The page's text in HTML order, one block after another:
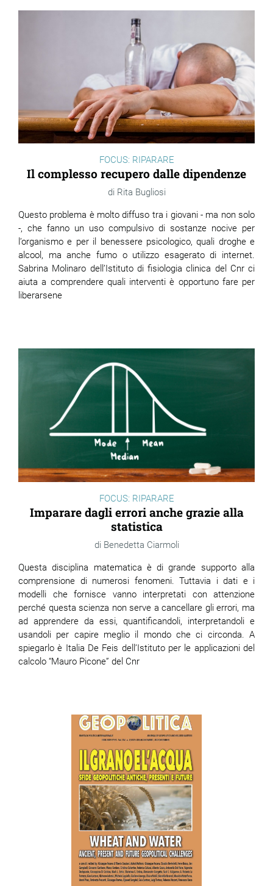
FOCUS: RIPARARE
Il complesso recupero dalle dipendenze
Rita Bugliosi
Questo problema è molto diffuso tra i giovani - ma non solo
-, che fanno un uso compulsivo di sostanze nocive per
l’organismo e per il benessere psicologico, quali droghe e
alcool, ma anche fumo o utilizzo esagerato di internet.
Sabrina Molinaro dell’Istituto di fisiologia clinica del Cnr ci
aiuta a comprendere quali interventi è opportuno fare per
liberarsene
FOCUS: RIPARARE
Imparare dagli errori anche grazie alla
statistica
Benedetta Ciarmoli
Questa disciplina matematica è di grande supporto alla
comprensione di numerosi fenomeni. Tuttavia i dati e i
modelli che fornisce vanno interpretati con attenzione
perché questa scienza non serve a cancellare gli errori, ma
ad apprendere da essi, quantificandoli, interpretandoli e
usandoli per capire meglio il mondo che ci circonda. A
spiegarlo è Italia De Feis dell’Istituto per le applicazioni del
calcolo “Mauro Picone” del Cnr